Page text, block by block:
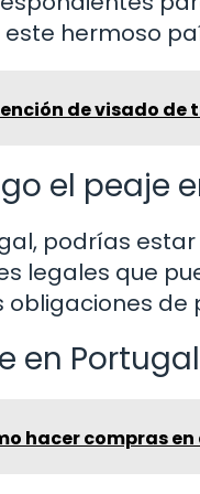
hermoso
de visado de
el peaje
podrías
legales que
obligaciones
en
hacer compras